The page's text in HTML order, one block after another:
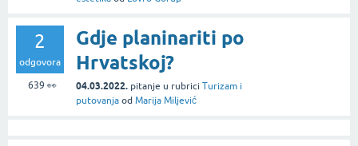
2
odgovora
639 👀
Gdje planinariti po
Hrvatskoj?
04.03.2022. pitanje u rubrici Turizam i
putovanja od Marija Miljević